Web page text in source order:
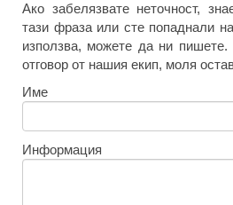
Ако забелязвате неточност,
тази фраза или сте попаднали
използва, можете да ни
отговор от нашия екип, моля
Име
Информация